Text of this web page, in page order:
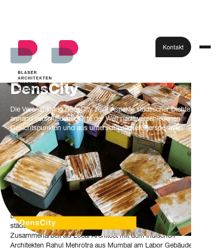
Kontakt
DensCity
Die Veranstaltung DensCity zeigt Aspekte städtischer Dichte
anhand verschiedener Orte der Welt nach verschiedenen
Gesichtspunkten und aus unterschiedlichen Perspektiven.
Das Interesse an der Auseinandersetzung mit dem Begriff
städtischer Dichte wurde unter anderem durch die intensive
Zusammenarbeit als Local Architect mit dem indischen
Architekten Rahul Mehrotra aus Mumbai am Labor Gebäude